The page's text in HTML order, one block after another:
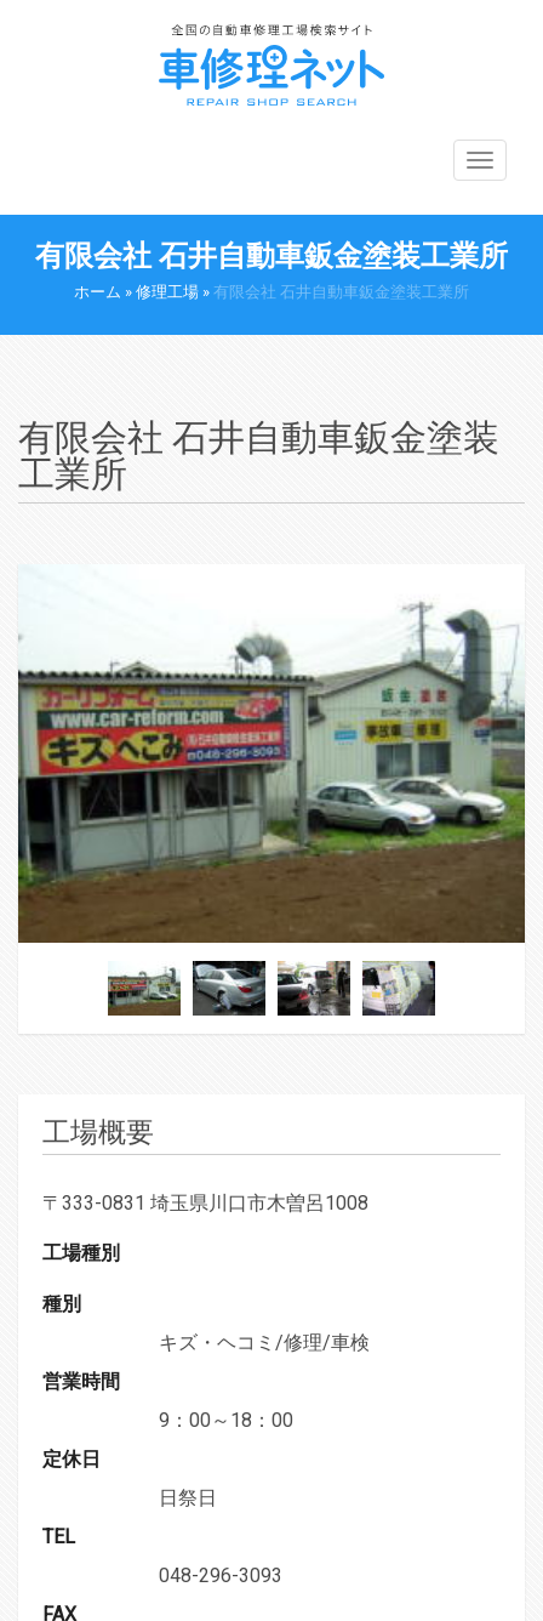
メ
ニ
ュ
ー
切
え
有限会社 石井自動車鈑金塗装工業所
ホーム » 修理工場 » 有限会社 石井自動車鈑金塗装工業所
有限会社 石井自動車鈑金塗装
工業所
工場概要
〒333-0831 埼玉県川口市木曽呂1008
工場種別
種別
キズ・ヘコミ/修理/車検
営業時間
9：00～18：00
定休日
日祭日
TEL
048-296-3093
FAX